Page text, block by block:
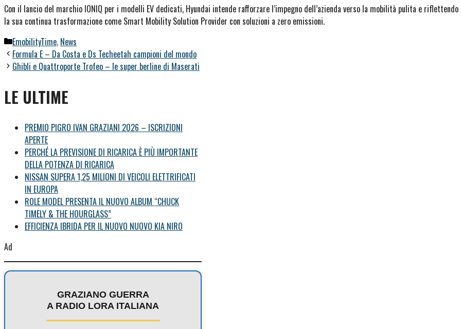
Con il lancio del marchio IONIQ per i modelli EV dedicati, Hyundai intende rafforzare l’impegno dell’azienda verso la mobilità pulita e riflettendo
la sua continua trasformazione come Smart Mobility Solution Provider con soluzioni a zero emissioni.
Categorie
EmobilityTime, News
Formula E – Da Costa e Ds Techeetah campioni del mondo
Ghibli e Quattroporte Trofeo – le super berline di Maserati
LE ULTIME
PREMIO PIGRO IVAN GRAZIANI 2026 – ISCRIZIONI
APERTE
PERCHÉ LA PREVISIONE DI RICARICA È PIÙ IMPORTANTE
DELLA POTENZA DI RICARICA
NISSAN SUPERA 1,25 MILIONI DI VEICOLI ELETTRIFICATI
IN EUROPA
ROLE MODEL PRESENTA IL NUOVO ALBUM “CHUCK
TIMELY & THE HOURGLASS”
EFFICIENZA IBRIDA PER IL NUOVO NUOVO KIA NIRO
Ad
GRAZIANO GUERRA
A RADIO LORA ITALIANA